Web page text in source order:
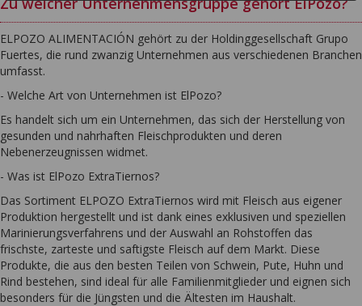
ELPOZO ALIMENTACIÓN gehört zu der Holdinggesellschaft Grupo
Fuertes, die rund zwanzig Unternehmen aus verschiedenen Branchen
umfasst.
- Welche Art von Unternehmen ist ElPozo?
Es handelt sich um ein Unternehmen, das sich der Herstellung von
gesunden und nahrhaften Fleischprodukten und deren
Nebenerzeugnissen widmet.
- Was ist ElPozo ExtraTiernos?
Das Sortiment ELPOZO ExtraTiernos wird mit Fleisch aus eigener
Produktion hergestellt und ist dank eines exklusiven und speziellen
Marinierungsverfahrens und der Auswahl an Rohstoffen das
frischste, zarteste und saftigste Fleisch auf dem Markt. Diese
Produkte, die aus den besten Teilen von Schwein, Pute, Huhn und
Rind bestehen, sind ideal für alle Familienmitglieder und eignen sich
besonders für die Jüngsten und die Ältesten im Haushalt.